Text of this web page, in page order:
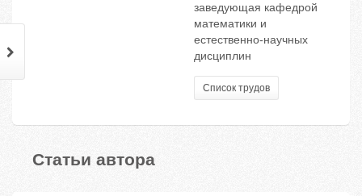
заведующая кафедрой
математики и
естественно-научных
дисциплин
Список трудов
Статьи автора